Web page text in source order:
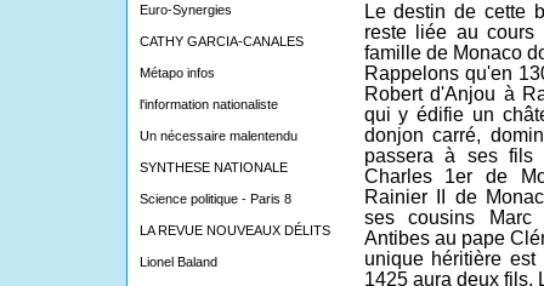
Euro-Synergies
CATHY GARCIA-CANALES
Métapo infos
l'information nationaliste
Un nécessaire malentendu
SYNTHESE NATIONALE
Science politique - Paris 8
LA REVUE NOUVEAUX DÉLITS
Lionel Baland
Le destin de cette
reste liée au
famille de Monaco
Rappelons qu'en
Robert d'Anjou à
qui y édifie un
donjon carré,
passera à ses fils
Charles 1er de
Rainier II de
ses cousins
Antibes au pape
unique héritière
1425 aura deux fils,